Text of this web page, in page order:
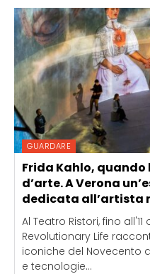
GUARDARE
Frida Kahlo,
d’arte. A Verona
dedicata all’artista
Al Teatro Ristori, fino
Revolutionary Life
iconiche del Novecento
e tecnologie...